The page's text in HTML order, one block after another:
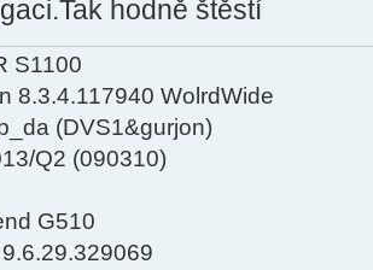
hodně štěstí
S1100
8.3.4.117940 WolrdWide
(DVS1&gurjon)
Q2 (090310)
G510